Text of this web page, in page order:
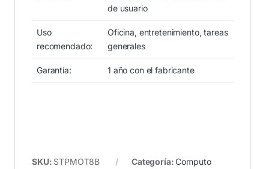
de usuario
Uso
recomendado:
Oficina, entretenimiento, tareas
generales
Garantía: 1 año con el fabricante
SKU: STPMOT8B Categoría:Computo